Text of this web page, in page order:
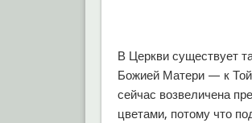
В Церкви существует
Божией Матери — к
сейчас возвеличена
цветами, потому что